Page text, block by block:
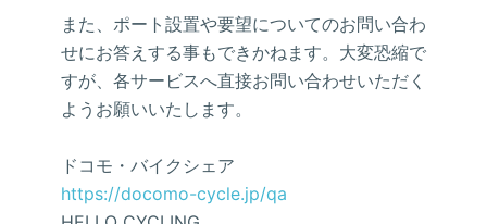
また、ポート設置や要望についてのお問い合わ
せにお答えする事もできかねます。大変恐縮で
すが、各サービスへ直接お問い合わせいただく
ようお願いいたします。
ドコモ・バイクシェア
https://docomo-cycle.jp/qa